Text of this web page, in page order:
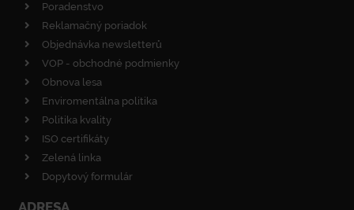
Poradenstvo
Reklamačný poriadok
Objednávka newsletterů
VOP - obchodné podmienky
Obnova lesa
Enviromentálna politika
Politika kvality
ISO certifikáty
Zelená linka
Dopytový formulár
ADRESA